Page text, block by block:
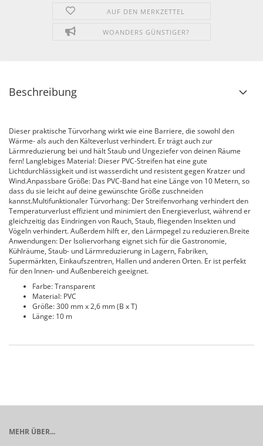
AUF DEN MERKZETTEL
WOANDERS GÜNSTIGER?
Beschreibung
Dieser praktische Türvorhang wirkt wie eine Barriere, die sowohl den
Wärme- als auch den Kälteverlust verhindert. Er trägt auch zur
Lärmreduzierung bei und hält Staub und Ungeziefer von deinen Räume
fern! Langlebiges Material: Dieser PVC-Streifen hat eine gute
Lichtdurchlässigkeit und ist wasserdicht und resistent gegen Kratzer und
Wind.Anpassbare Größe: Das PVC-Band hat eine Länge von 10 Metern, so
dass du sie leicht auf deine gewünschte Größe zuschneiden
kannst.Multifunktionaler Türvorhang: Der Streifenvorhang verhindert den
Temperaturverlust effizient und minimiert den Energieverlust, während er
gleichzeitig das Eindringen von Rauch, Staub, fliegenden Insekten und
Vögeln verhindert. Außerdem hilft er, den Lärmpegel zu reduzieren.Breite
Anwendungen: Der Isoliervorhang eignet sich für die Gastronomie,
Kühlräume, Staub- und Lärmreduzierung in Lagern, Fabriken,
Supermärkten, Einkaufszentren, Hallen und anderen Orten. Er ist perfekt
für den Innen- und Außenbereich geeignet.
Farbe: Transparent
Material: PVC
Größe: 300 mm x 2,6 mm (B x T)
Länge: 10 m
MEHR ÜBER...